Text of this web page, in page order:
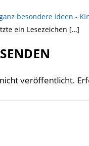
besondere Ideen -
ein Lesezeichen […]
veröffentlicht.